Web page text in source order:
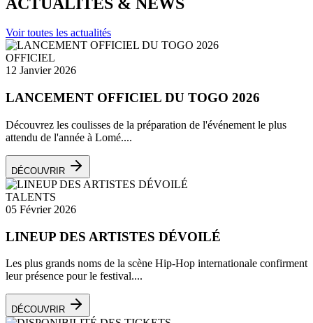
Voir toutes les actualités
OFFICIEL
12 Janvier 2026
LANCEMENT OFFICIEL DU TOGO 2026
Découvrez les coulisses de la préparation de l'événement le plus
attendu de l'année à Lomé....
DÉCOUVRIR
TALENTS
05 Février 2026
LINEUP DES ARTISTES DÉVOILÉ
Les plus grands noms de la scène Hip-Hop internationale confirment
leur présence pour le festival....
DÉCOUVRIR